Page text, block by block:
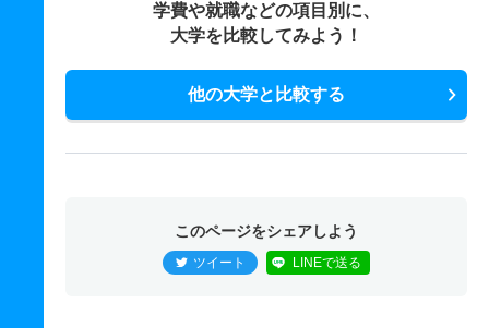
学費や就職などの項目別に、
大学を比較してみよう！
他の大学と比較する
このページをシェアしよう
ツイート LINEで送る